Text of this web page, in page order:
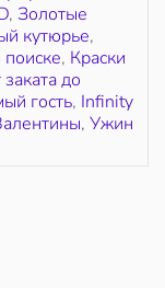
, Золотые
кутюрье,
, Краски
до
гость, Infinity
, Ужин